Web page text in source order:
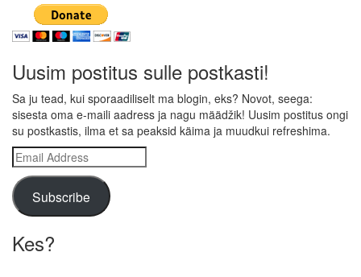
Uusim postitus sulle postkasti!
Sa ju tead, kui sporaadiliselt ma blogin, eks? Novot, seega:
sisesta oma e-maili aadress ja nagu määdžik! Uusim postitus ongi
su postkastis, ilma et sa peaksid käima ja muudkui refreshima.
Email
Address
Subscribe
Kes?